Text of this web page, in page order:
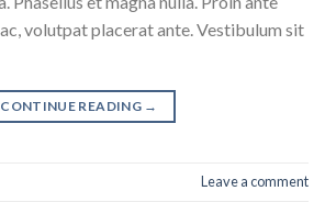
volutpat placerat ante. Vestibulum sit
CONTINUE READING →
Leave a comment